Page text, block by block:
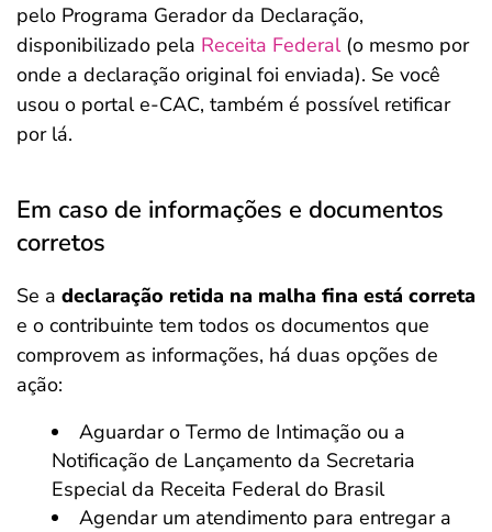
pelo Programa Gerador da Declaração,
disponibilizado pela Receita Federal(o mesmo por
onde a declaração original foi enviada). Se você
usou o portal e-CAC, também é possível retificar
por lá.
Em caso de informações e documentos
corretos
Se a declaração retida na malha fina está correta
e o contribuinte tem todos os documentos que
comprovem as informações, há duas opções de
ação:
Aguardar o Termo de Intimação ou a
Notificação de Lançamento da Secretaria
Especial da Receita Federal do Brasil
Agendar um atendimento para entregar a